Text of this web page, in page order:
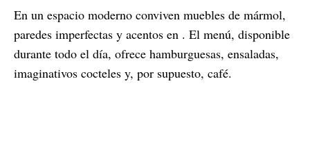
En un espacio moderno conviven muebles de mármol,
paredes imperfectas y acentos en . El menú, disponible
durante todo el día, ofrece hamburguesas, ensaladas,
imaginativos cocteles y, por supuesto, café.